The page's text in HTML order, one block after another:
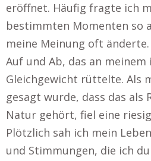
eröffnet. Häufig fragte ich
bestimmten Momenten so
meine Meinung oft
Auf und Ab, das an meinem
Gleichgewicht rüttelte. Als
gesagt wurde, dass das als
Natur gehört, fiel eine
Plötzlich sah ich mein
und Stimmungen, die ich